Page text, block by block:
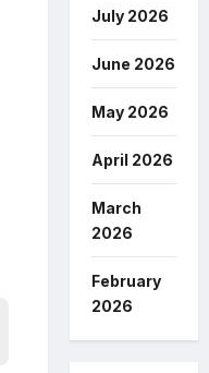
July 2026
June 2026
May 2026
April 2026
March
2026
February
2026